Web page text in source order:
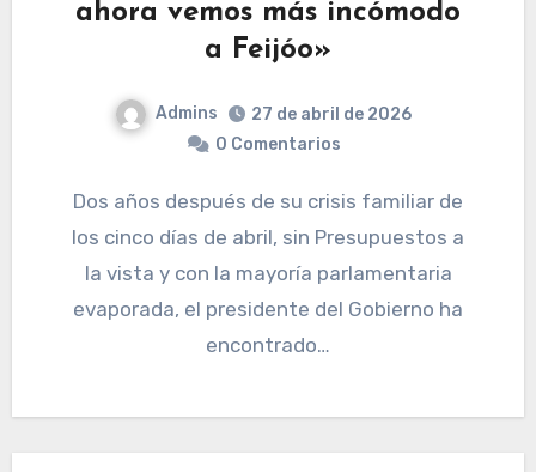
ahora vemos más incómodo
a Feijóo»
Admins
27 de abril de 2026
0 Comentarios
Dos años después de su crisis familiar de
los cinco días de abril, sin Presupuestos a
la vista y con la mayoría parlamentaria
evaporada, el presidente del Gobierno ha
encontrado…